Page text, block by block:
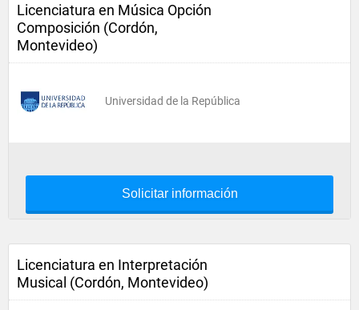
Licenciatura en Música Opción
Composición (Cordón,
Montevideo)
Universidad de la República
Solicitar información
Licenciatura en Interpretación
Musical (Cordón, Montevideo)